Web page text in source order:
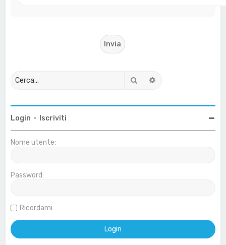
Cerca
Login • Iscriviti
Nome utente:
Password:
Ricordami